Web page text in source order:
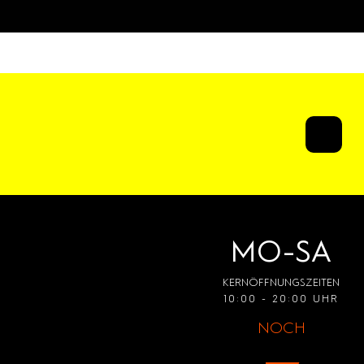
MO-SA
KERNÖFFNUNGSZEITEN
10:00 - 20:00 UHR
NOCH